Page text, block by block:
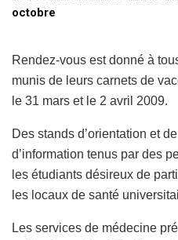
octobre
Rendez-vous est donné à
munis de leurs carnets de
le 31 mars et le 2 avril 2009.
Des stands d’orientation et
d’information tenus par des
les étudiants désireux de
les locaux de santé
Les services de médecine